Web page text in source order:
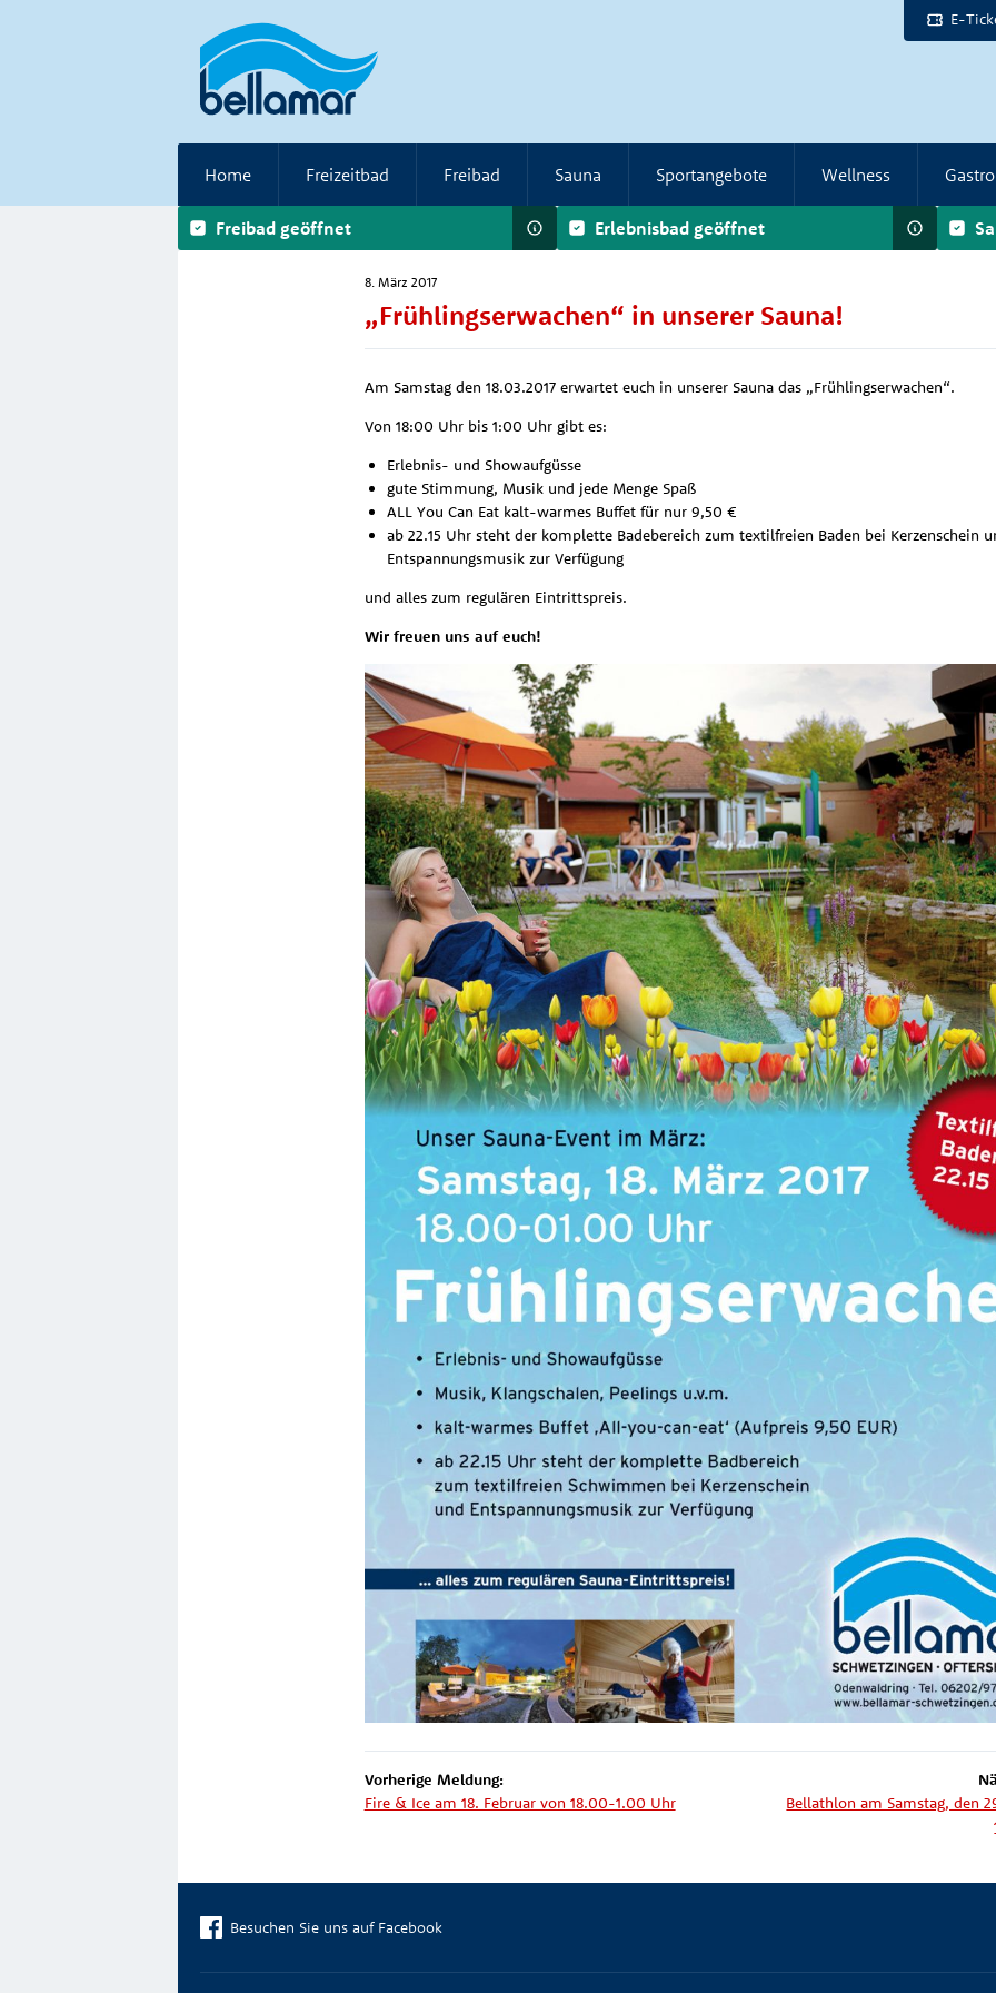
E-
Home Freizeitbad Freibad Sauna Sportangebote Wellness
Freibad geöffnet Erlebnisbad geöffnet
8. März 2017
„Frühlingserwachen“ in unserer Sauna!
Am Samstag den 18.03.2017 erwartet euch in unserer Sauna das „Frühlingserwachen“.
Von 18:00 Uhr bis 1:00 Uhr gibt es:
Erlebnis- und Showaufgüsse
gute Stimmung, Musik und jede Menge Spaß
ALL You Can Eat kalt-warmes Buffet für nur 9,50 €
ab 22.15 Uhr steht der komplette Badebereich zum textilfreien Baden bei Kerzenschein
Entspannungsmusik zur Verfügung
und alles zum regulären Eintrittspreis.
Wir freuen uns auf euch!
Vorherige Meldung:
Fire & Ice am 18. Februar von 18.00-1.00 Uhr
Bellathlon am Samstag, den
Besuchen Sie uns auf Facebook